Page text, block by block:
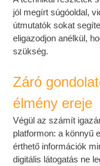
jól megírt súgóoldal,
útmutatók sokat
eligazodjon anélkül,
szükség.
Záró
élmény ereje
Végül az számít
platformon: a könnyű
érthető információk
digitális látogatás ne